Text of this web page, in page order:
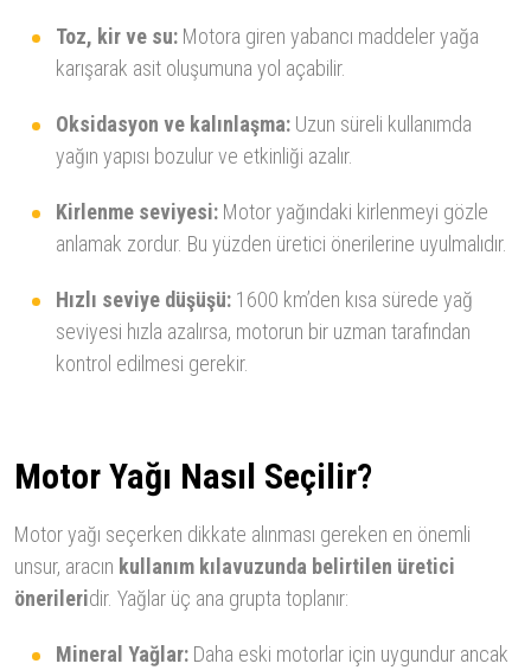
Toz, kir ve su: Motora giren yabancı maddeler yağa
karışarak asit oluşumuna yol açabilir.
Oksidasyon ve kalınlaşma: Uzun süreli kullanımda
yağın yapısı bozulur ve etkinliği azalır.
Kirlenme seviyesi: Motor yağındaki kirlenmeyi gözle
anlamak zordur. Bu yüzden üretici önerilerine uyulmalıdır.
Hızlı seviye düşüşü: 1600 km’den kısa sürede yağ
seviyesi hızla azalırsa, motorun bir uzman tarafından
kontrol edilmesi gerekir.
Motor Yağı Nasıl Seçilir?
Motor yağı seçerken dikkate alınması gereken en önemli
unsur, aracın kullanım kılavuzunda belirtilen üretici
önerileridir. Yağlar üç ana grupta toplanır:
Mineral Yağlar: Daha eski motorlar için uygundur ancak